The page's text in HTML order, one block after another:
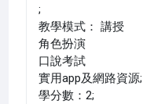
;
教學模式： 講授
角色扮演
口說考試
實用app及網路資源;
學分數：2;